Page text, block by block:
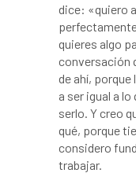
dice: «quiero
quieres algo
conversación
de ahí, porque
a ser igual a
serlo. Y creo
qué, porque
considero
trabajar.